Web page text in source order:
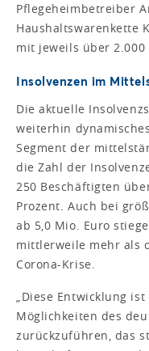
Pflegeheimbetreiber
Haushaltswarenkette
mit jeweils über 2.000
Insolvenzen im
Die aktuelle
weiterhin
Segment der
die Zahl der
250 Beschäftigten
Prozent. Auch bei
ab 5,0 Mio. Euro
mittlerweile mehr als
Corona-Krise.
„Diese Entwicklung
Möglichkeiten des
zurückzuführen, das